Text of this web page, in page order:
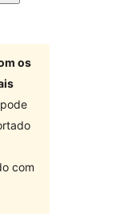
os
com